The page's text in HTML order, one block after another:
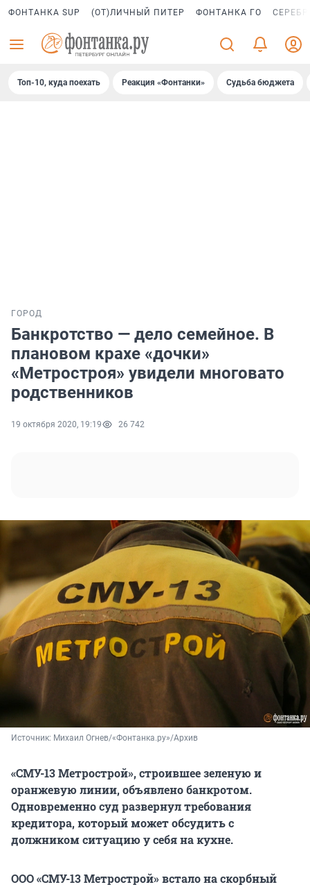
ФОНТАНКА SUP (ОТ)ЛИЧНЫЙ ПИТЕР ФОНТАНКА ГО
Топ-10, куда поехать Реакция «Фонтанки» Судьба бюджета
ГОРОД
Банкротство — дело семейное. В
плановом крахе «дочки»
«Метростроя» увидели многовато
родственников
19 октября 2020, 19:19 26 742
Источник: Михаил Огнев/«Фонтанка.ру»/Архив
«СМУ-13 Метрострой», строившее зеленую и
оранжевую линии, объявлено банкротом.
Одновременно суд развернул требования
кредитора, который может обсудить с
должником ситуацию у себя на кухне.
ООО «СМУ-13 Метрострой» встало на скорбный